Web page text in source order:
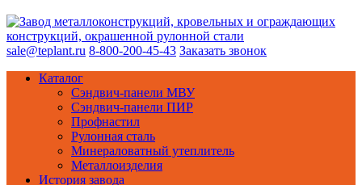
sale@teplant.ru 8-800-200-45-43 Заказать звонок
Каталог
Сэндвич-панели МВУ
Сэндвич-панели ПИР
Профнастил
Рулонная сталь
Минераловатный утеплитель
Металлоизделия
История завода